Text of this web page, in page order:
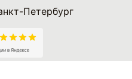
Петербург